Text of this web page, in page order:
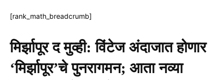
[rank_math_breadcrumb]
मिर्झापूर द मुव्ही: विंटेज अंदाजात होणार
‘मिर्झापूर’चे पुनरागमन; आता नव्या